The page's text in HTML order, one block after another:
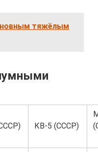
тяжёлым
КВ-5 (СССР)